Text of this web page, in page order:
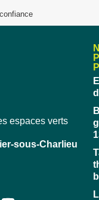
espaces verts
sous-Charlieu